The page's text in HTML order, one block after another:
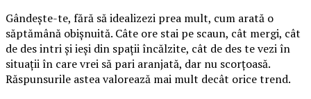
Gândește-te, fără să idealizezi prea mult, cum arată o
săptămână obișnuită. Câte ore stai pe scaun, cât mergi, cât
de des intri și ieși din spații încălzite, cât de des te vezi în
situații în care vrei să pari aranjată, dar nu scorțoasă.
Răspunsurile astea valorează mai mult decât orice trend.